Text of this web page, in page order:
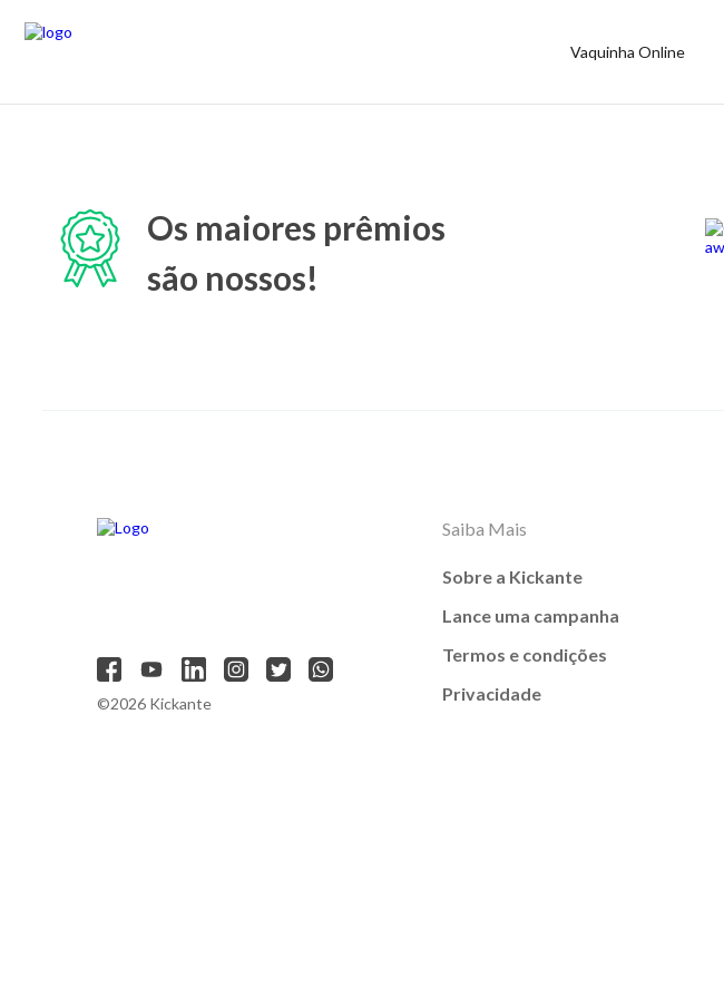
Vaquinha Online
Os maiores prêmios
são nossos!
©2026 Kickante
Saiba Mais
Sobre a Kickante
Lance uma campanha
Termos e condições
Privacidade